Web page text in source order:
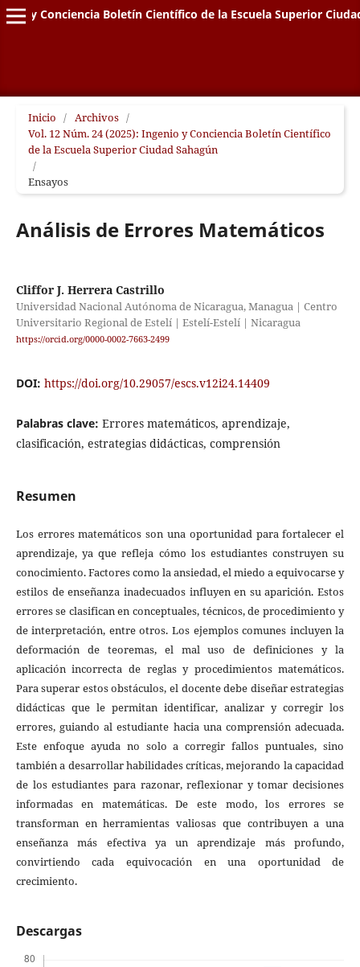
y Conciencia Boletín Científico de la Escuela Superior
Inicio / Archivos /
Vol. 12 Núm. 24 (2025): Ingenio y Conciencia Boletín Científico
de la Escuela Superior Ciudad Sahagún
/
Ensayos
Análisis de Errores Matemáticos
Cliffor J. Herrera Castrillo
Universidad Nacional Autónoma de Nicaragua, Managua | Centro
Universitario Regional de Estelí | Estelí-Estelí | Nicaragua
https://orcid.org/0000-0002-7663-2499
DOI: https://doi.org/10.29057/escs.v12i24.14409
Palabras clave: Errores matemáticos, aprendizaje,
clasificación, estrategias didácticas, comprensión
Resumen
Los errores matemáticos son una oportunidad para fortalecer el
aprendizaje, ya que refleja cómo los estudiantes construyen su
conocimiento. Factores como la ansiedad, el miedo a equivocarse y
estilos de enseñanza inadecuados influyen en su aparición. Estos
errores se clasifican en conceptuales, técnicos, de procedimiento y
de interpretación, entre otros. Los ejemplos comunes incluyen la
deformación de teoremas, el mal uso de definiciones y la
aplicación incorrecta de reglas y procedimientos matemáticos.
Para superar estos obstáculos, el docente debe diseñar estrategias
didácticas que le permitan identificar, analizar y corregir los
errores, guiando al estudiante hacia una comprensión adecuada.
Este enfoque ayuda no solo a corregir fallos puntuales, sino
también a desarrollar habilidades críticas, mejorando la capacidad
de los estudiantes para razonar, reflexionar y tomar decisiones
informadas en matemáticas. De este modo, los errores se
transforman en herramientas valiosas que contribuyen a una
enseñanza más efectiva ya un aprendizaje más profundo,
convirtiendo cada equivocación en una oportunidad de
crecimiento.
Descargas